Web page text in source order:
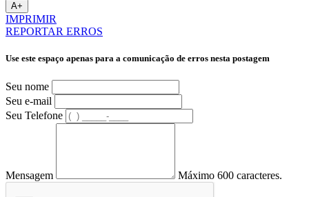
A+
IMPRIMIR
REPORTAR ERROS
Use este espaço apenas para a comunicação de erros nesta postagem
Seu nome
Seu e-mail
Seu Telefone
Mensagem Máximo 600 caracteres.